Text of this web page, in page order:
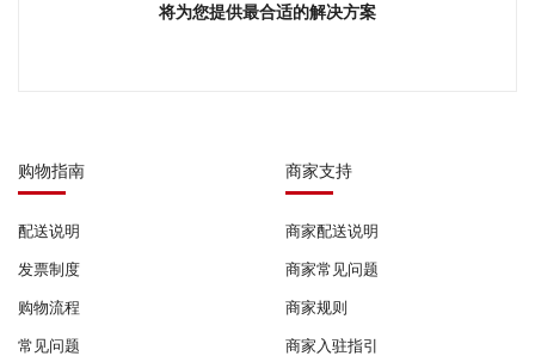
将为您提供最合适的解决方案
购物指南
配送说明
发票制度
购物流程
常见问题
商家支持
商家配送说明
商家常见问题
商家规则
商家入驻指引